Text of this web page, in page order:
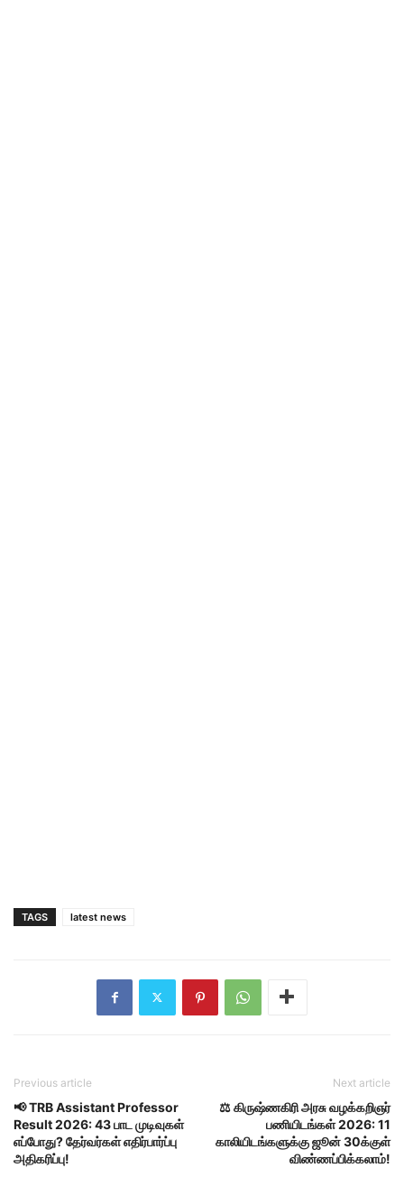
TAGS latest news
Previous article
📢 TRB Assistant Professor
Result 2026: 43 பாட முடிவுகள்
எப்போது? தேர்வர்கள் எதிர்பார்ப்பு
அதிகரிப்பு!
Next article
⚖️ கிருஷ்ணகிரி அரசு வழக்கறிஞர்
பணியிடங்கள் 2026: 11
காலியிடங்களுக்கு ஜூன் 30க்குள்
விண்ணப்பிக்கலாம்!